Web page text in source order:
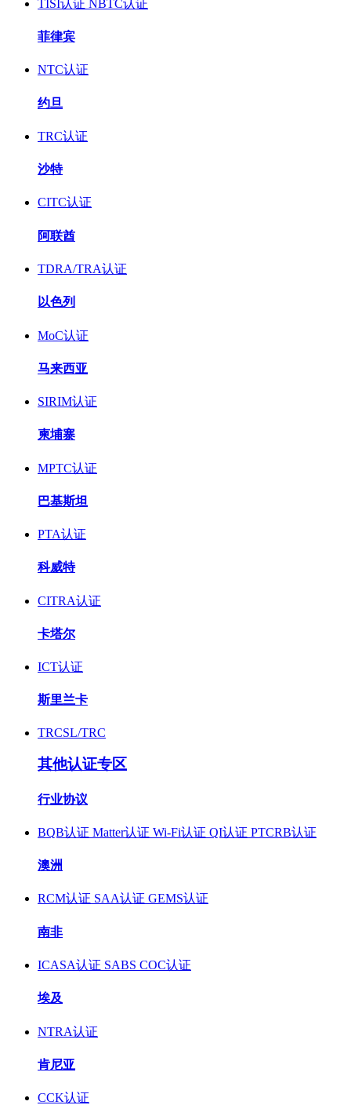
TISI认证 NBTC认证
菲律宾
NTC认证
约旦
TRC认证
沙特
CITC认证
阿联酋
TDRA/TRA认证
以色列
MoC认证
马来西亚
SIRIM认证
柬埔寨
MPTC认证
巴基斯坦
PTA认证
科威特
CITRA认证
卡塔尔
ICT认证
斯里兰卡
TRCSL/TRC
其他认证专区
行业协议
BQB认证 Matter认证 Wi-Fi认证 QI认证 PTCRB认证
澳洲
RCM认证 SAA认证 GEMS认证
南非
ICASA认证 SABS COC认证
埃及
NTRA认证
肯尼亚
CCK认证